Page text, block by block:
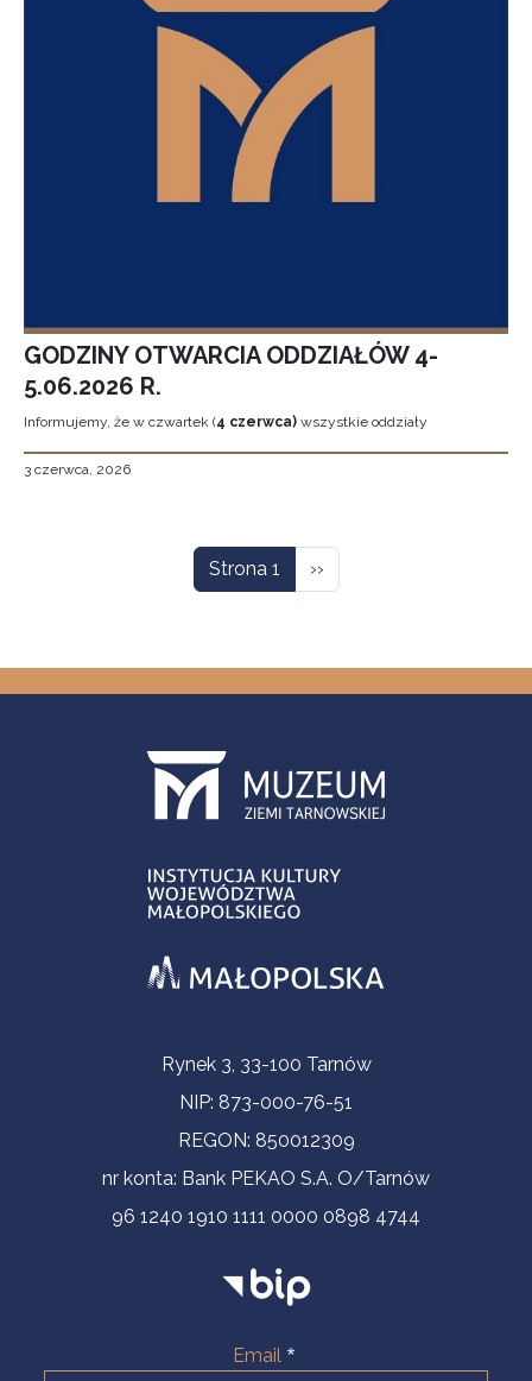
GODZINY OTWARCIA ODDZIAŁÓW 4-
5.06.2026 R.
Informujemy, że w czwartek (4 czerwca) wszystkie oddziały
3 czerwca, 2026
Strona 1 Następna strona
››
Informacje kontaktoweRynek 3, 33-100 Tarnów
NIP: 873-000-76-51
REGON: 850012309
nr konta: Bank PEKAO S.A. O/Tarnów
96 1240 1910 1111 0000 0898 4744
Email